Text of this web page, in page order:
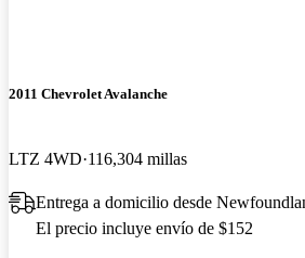
2011 Chevrolet Avalanche
LTZ 4WD 116,304 millas
Entrega a domicilio desde
El precio incluye envío de $152